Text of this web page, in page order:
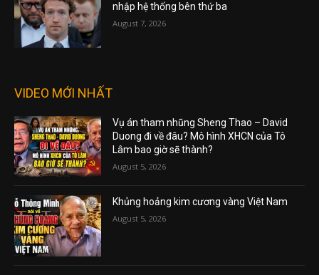
nhập hệ thống bên thứ ba
August 7, 2026
VIDEO MỚI NHẤT
Vụ án tham nhũng Sheng Thao – David
Duong đi về đâu? Mô hình XHCN của Tô
Lâm bao giờ sẽ thành?
August 5, 2026
Khủng hoảng kim cương vàng Việt Nam
August 5, 2026